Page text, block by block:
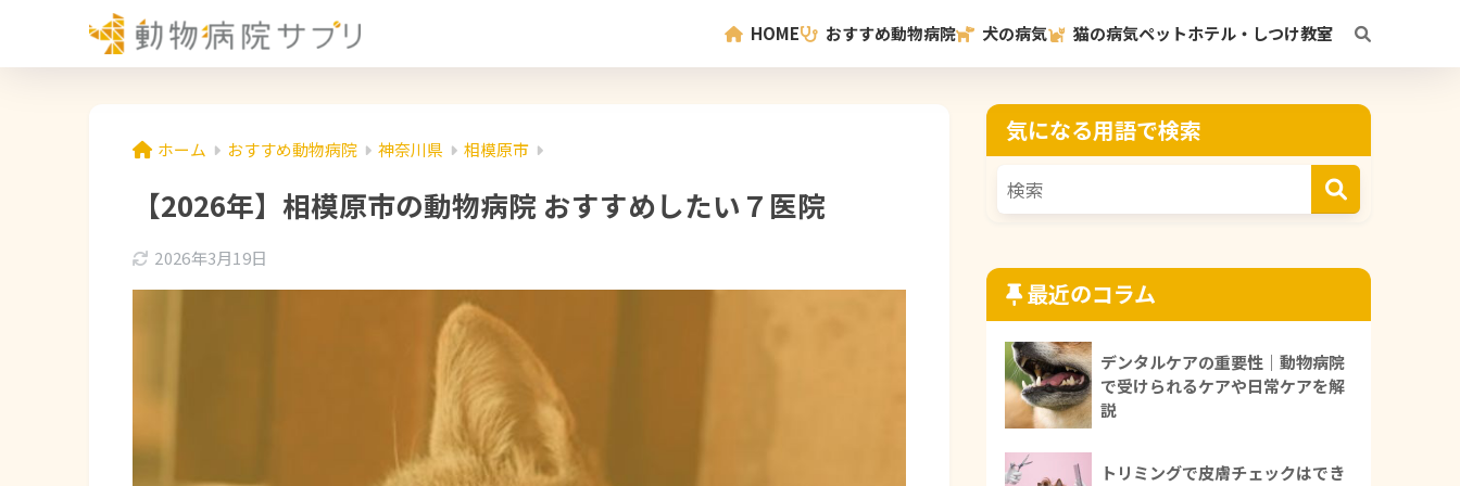
HOME おすすめ動物病院 犬の病気 猫の病気ペットホテル・しつけ教室
ホーム おすすめ動物病院 神奈川県 相模原市
【2026年】相模原市の動物病院 おすすめしたい７医院
2026年3月19日
気になる用語で検索
最近のコラム
デンタルケアの重要性｜動物病院
で受けられるケアや日常ケアを解
説
トリミングで皮膚チェックはでき